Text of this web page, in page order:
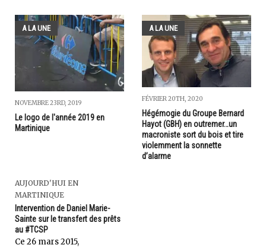
A LA UNE
NOVEMBRE 23RD, 2019
Le logo de l'année 2019 en
Martinique
A LA UNE
FÉVRIER 20TH, 2020
Hégémogie du Groupe Bernard
Hayot (GBH) en outremer…un
macroniste sort du bois et tire
violemment la sonnette
d’alarme
AUJOURD'HUI EN
MARTINIQUE
Intervention de Daniel Marie-
Sainte sur le transfert des prêts
au #TCSP
Ce 26 mars 2015,